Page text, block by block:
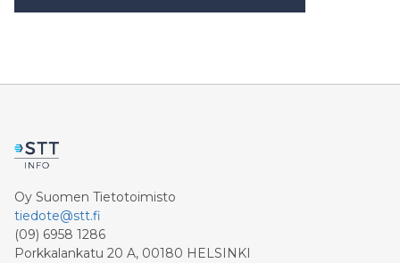
Oy Suomen Tietotoimisto
tiedote@stt.fi
(09) 6958 1286
Porkkalankatu 20 A, 00180 HELSINKI